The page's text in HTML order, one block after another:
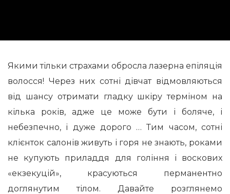
Якими тільки страхами обросла лазерна епіляція
волосся! Через них сотні дівчат відмовляються
від шансу отримати гладку шкіру терміном на
кілька років, адже це може бути і боляче, і
небезпечно, і дуже дорого … Тим часом, сотні
клієнток салонів живуть і горя не знають, роками
не купують приладдя для гоління і воскових
«екзекуцій», красуються перманентно
доглянутим тілом. Давайте розглянемо